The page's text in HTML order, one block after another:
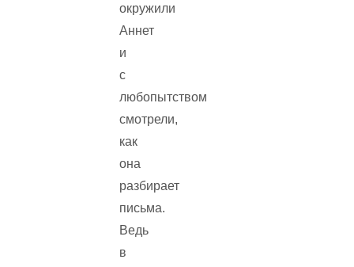
окружили
Аннет
и
с
любопытством
смотрели,
как
она
разбирает
письма.
Ведь
в